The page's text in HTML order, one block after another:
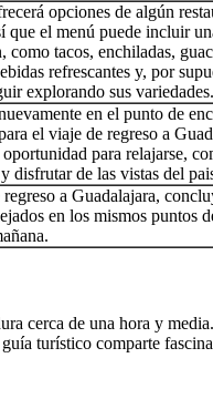
opciones de algún
que el menú puede incluir
como tacos, enchiladas,
refrescantes y, por
explorando sus variedades.
en el punto de
el viaje de regreso a
para relajarse,
disfrutar de las vistas del
a Guadalajara,
en los mismos puntos
cerca de una hora y
turístico comparte